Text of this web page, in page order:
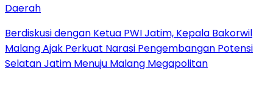
Daerah
Berdiskusi dengan Ketua PWI Jatim, Kepala Bakorwil
Malang Ajak Perkuat Narasi Pengembangan Potensi
Selatan Jatim Menuju Malang Megapolitan